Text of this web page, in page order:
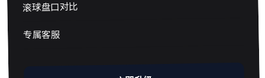
滚球盘口对比
专属客服